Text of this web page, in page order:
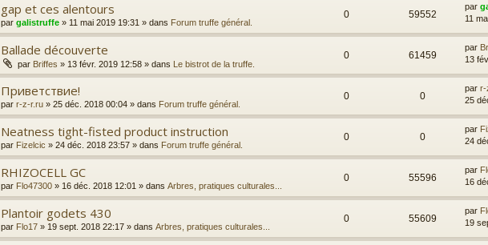
gap et ces alentours
par galistruffe » 11 mai 2019 19:31 » dans Forum truffe général.
0 59552
par
11
Ballade découverte
par Briffes » 13 févr. 2019 12:58 » dans Le bistrot de la truffe.
0 61459
par
13
Приветствие!
par r-z-r.ru » 25 déc. 2018 00:04 » dans Forum truffe général.
0 0
par r-
25
Neatness tight-fisted product instruction
par Fizelcic » 24 déc. 2018 23:57 » dans Forum truffe général.
0 0
par
24
RHIZOCELL GC
par Flo47300 » 16 déc. 2018 12:01 » dans Arbres, pratiques culturales...
0 55596
par
16
Plantoir godets 430
par Flo17 » 19 sept. 2018 22:17 » dans Arbres, pratiques culturales...
0 55609
par
19